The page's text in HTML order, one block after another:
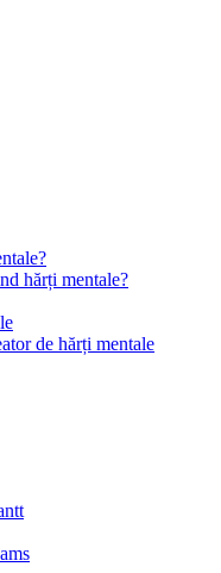
hărți mentale?
de hărți mentale